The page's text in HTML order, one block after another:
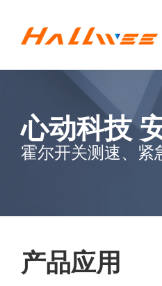
心动科技
霍尔开关测速、紧
产品应用